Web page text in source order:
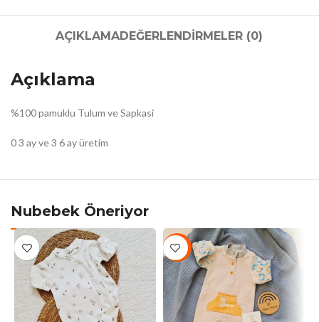
AÇIKLAMADEĞERLENDIRMELER (0)
Açıklama
%100 pamuklu Tulum ve Sapkasi
0 3 ay ve 3 6 ay üretim
Nubebek Öneriyor
-10%